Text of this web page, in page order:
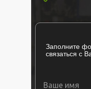
Заполните
связаться с